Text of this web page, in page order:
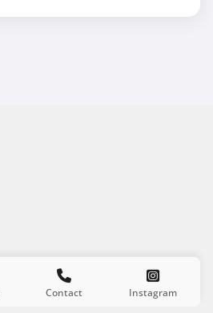
Contact Instagram